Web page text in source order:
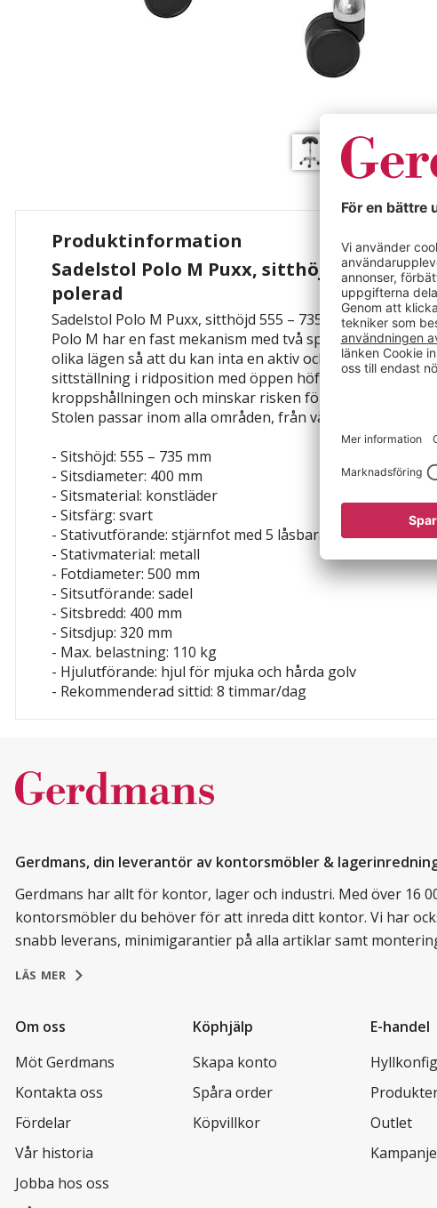
Produktinformation
Sadelstol Polo M Puxx, sitthöjd 555 – 735
polerad
Sadelstol Polo M Puxx, sitthöjd 555 – 735 mm, svart,
Polo M har en fast mekanism med två spakar som kan
olika lägen så att du kan inta en aktiv och omväxlande
sittställning i ridposition med öppen höftvinkel avlastar
kroppshållningen och minskar risken för olika typer av
Stolen passar inom alla områden, från vård och kontor till
- Sitshöjd: 555 – 735 mm
- Sitsdiameter: 400 mm
- Sitsmaterial: konstläder
- Sitsfärg: svart
- Stativutförande: stjärnfot med 5 låsbara hjul
- Stativmaterial: metall
- Fotdiameter: 500 mm
- Sitsutförande: sadel
- Sitsbredd: 400 mm
- Sitsdjup: 320 mm
- Max. belastning: 110 kg
- Hjulutförande: hjul för mjuka och hårda golv
- Rekommenderad sittid: 8 timmar/dag
Gerdmans, din leverantör av kontorsmöbler &
Gerdmans har allt för kontor, lager och industri. Med över 16
kontorsmöbler du behöver för att inreda ditt kontor. Vi har
snabb leverans, minimigarantier på alla artiklar samt
LÄS MER
Om oss
Möt Gerdmans
Kontakta oss
Fördelar
Vår historia
Jobba hos oss
Köphjälp
Skapa konto
Spåra order
Köpvillkor
E-handel
Outlet